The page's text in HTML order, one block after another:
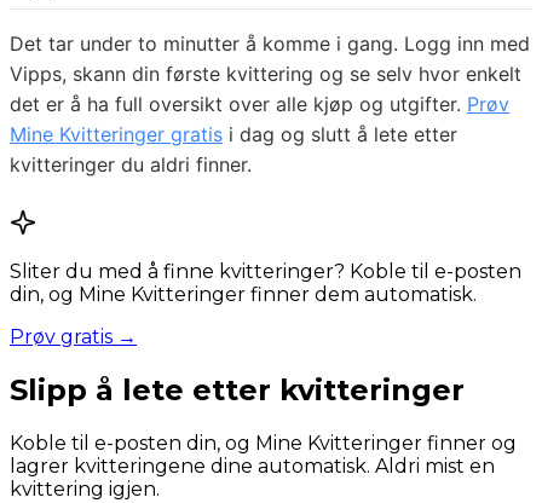
Det tar under to minutter å komme i gang. Logg inn med
Vipps, skann din første kvittering og se selv hvor enkelt
det er å ha full oversikt over alle kjøp og utgifter. Prøv
Mine Kvitteringer gratis i dag og slutt å lete etter
kvitteringer du aldri finner.
Sliter du med å finne kvitteringer? Koble til e-posten
din, og Mine Kvitteringer finner dem automatisk.
Prøv gratis →
Slipp å lete etter kvitteringer
Koble til e-posten din, og Mine Kvitteringer finner og
lagrer kvitteringene dine automatisk. Aldri mist en
kvittering igjen.